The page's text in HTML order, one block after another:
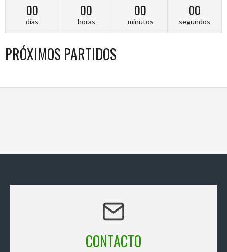
00
días
00
horas
00
minutos
00
segundos
PRÓXIMOS PARTIDOS
CONTACTO